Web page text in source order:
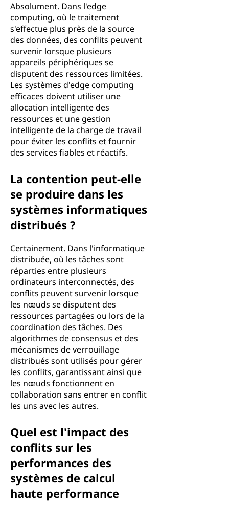
Absolument. Dans l'edge
computing, où le traitement
s'effectue plus près de la source
des données, des conflits peuvent
survenir lorsque plusieurs
appareils périphériques se
disputent des ressources limitées.
Les systèmes d'edge computing
efficaces doivent utiliser une
allocation intelligente des
ressources et une gestion
intelligente de la charge de travail
pour éviter les conflits et fournir
des services fiables et réactifs.
La contention peut-elle
se produire dans les
systèmes informatiques
distribués ?
Certainement. Dans l'informatique
distribuée, où les tâches sont
réparties entre plusieurs
ordinateurs interconnectés, des
conflits peuvent survenir lorsque
les nœuds se disputent des
ressources partagées ou lors de la
coordination des tâches. Des
algorithmes de consensus et des
mécanismes de verrouillage
distribués sont utilisés pour gérer
les conflits, garantissant ainsi que
les nœuds fonctionnent en
collaboration sans entrer en conflit
les uns avec les autres.
Quel est l'impact des
conflits sur les
performances des
systèmes de calcul
haute performance